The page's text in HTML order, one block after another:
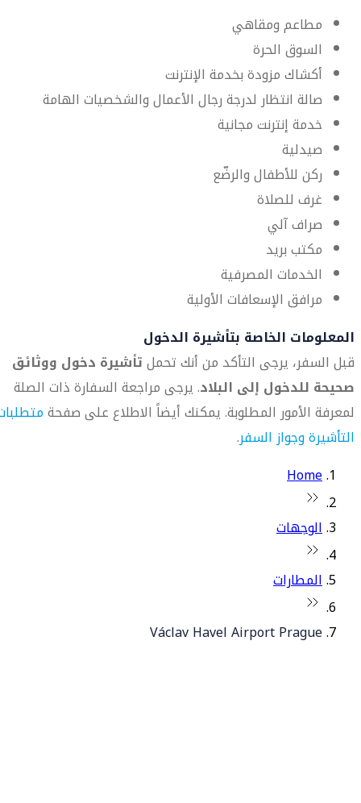
مطاعم ومقاهي
السوق الحرة
أكشاك مزودة بخدمة الإنترنت
صالة انتظار لدرجة رجال الأعمال والشخصيات الهامة
خدمة إنترنت مجانية
صيدلية
ركن للأطفال والرضّع
غرف للصلاة
صراف آلي
مكتب بريد
الخدمات المصرفية
مرافق الإسعافات الأولية
المعلومات الخاصة بتأشيرة الدخول
قبل السفر، يرجى التأكد من أنك تحملتأشيرة دخول ووثائق
صحيحة للدخول إلى البلاد. يرجى مراجعة السفارة ذات الصلة
لمعرفة الأمور المطلوبة. يمكنك أيضاً الاطلاع على صفحة
التأشيرة وجواز السفر.
Home
الوجهات
المطارات
Václav Havel Airport Prague